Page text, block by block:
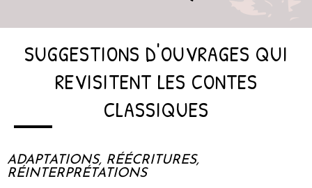
SUGGESTIONS D'OUVRAGES QUI
REVISITENT LES CONTES
CLASSIQUES
ADAPTATIONS, RÉÉCRITURES,
RÉINTERPRÉTATIONS